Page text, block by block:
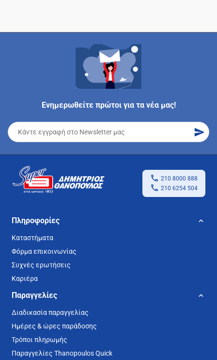
Ενημερωθείτε πρώτοι για τα νέα μας!
210 8000 888
210 6254 504
Πληροφορίες
Καταστήματα
Φόρμα επικοινωνίας
Συχνές ερωτήσεις
Καριέρα
Παραγγελίες
Διαδικασία παραγγελίας
Ημέρες & ώρες παράδοσης
Τρόποι πληρωμής
Παραγγελίες Thanopoulos Quick